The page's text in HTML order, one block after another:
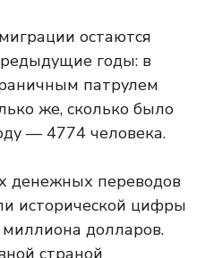
остаются
годы: в
патрулем
же, сколько было
— 4774 человека.
денежных переводов
исторической цифры
долларов.
страной